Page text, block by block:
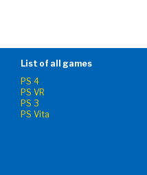
List of all games
PS 4
PS VR
PS 3
PS Vita